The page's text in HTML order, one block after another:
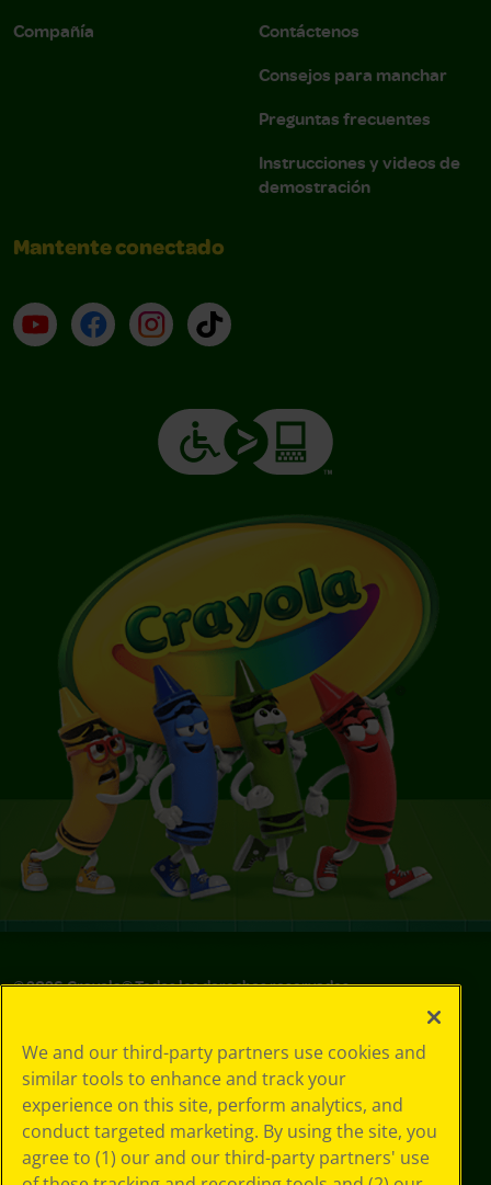
Compañía
Contáctenos
Consejos para manchar
Preguntas frecuentes
Instrucciones y videos de
demostración
Mantente conectado
YouTube (en inglés)
Facebook (en inglés)
Instagram (en inglés)
TikTok
©2026Crayola® Todos los derechos reservados.
de privacidad
Política de
privacidad
Términos de SMS
GDPR
Aviso de
We and our third-party partners use cookies and
similar tools to enhance and track your
experience on this site, perform analytics, and
conduct targeted marketing. By using the site, you
agree to (1) our and our third-party partners' use